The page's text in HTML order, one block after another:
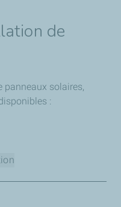
de
panneaux solaires,
:
primes spécifiques pour